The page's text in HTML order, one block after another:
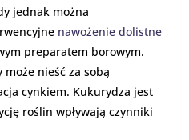
jednak można
nawożenie dolistne
preparatem borowym.
nieść za sobą
cynkiem. Kukurydza jest
roślin wpływają czynniki